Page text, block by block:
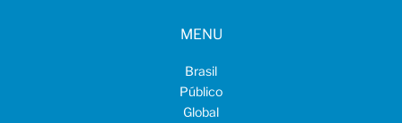
MENU
Brasil
Público
Global